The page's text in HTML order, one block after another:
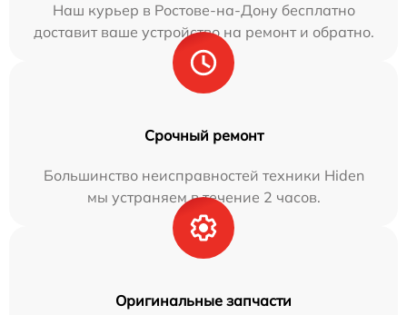
Наш курьер в Ростове-на-Дону бесплатно
доставит ваше устройство на ремонт и обратно.
Срочный ремонт
Большинство неисправностей техники Hiden
мы устраняем в течение 2 часов.
Оригинальные запчасти